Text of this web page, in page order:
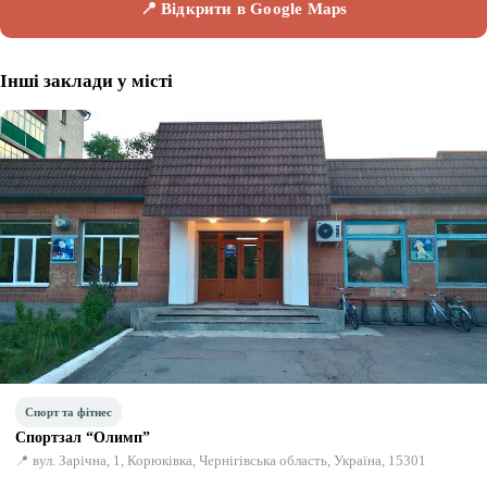
📍 Відкрити в Google Maps
Інші заклади у місті
Спорт та фітнес
Спортзал “Олимп”
📍 вул. Зарічна, 1, Корюківка, Чернігівська область, Україна, 15301